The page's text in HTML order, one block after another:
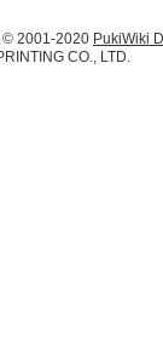
© 2001-2020 PukiWiki
CO., LTD.